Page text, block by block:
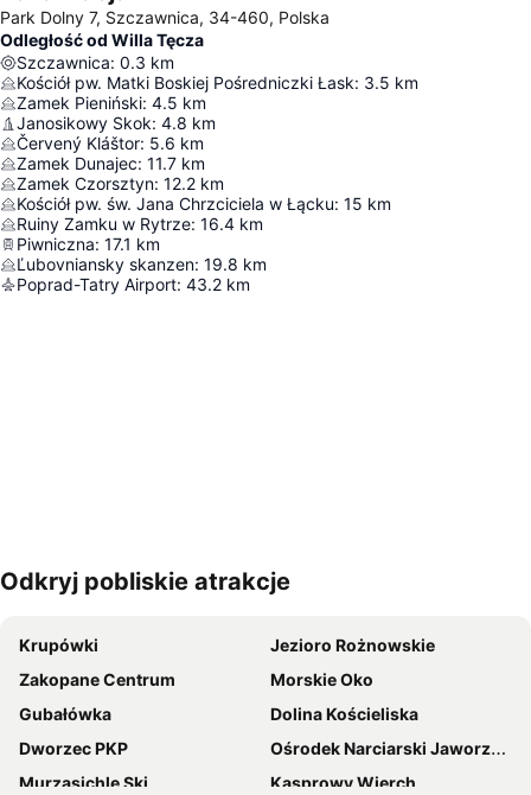
Park Dolny 7, Szczawnica, 34-460, Polska
Odległość od Willa Tęcza
Szczawnica: 0.3 km
Kościół pw. Matki Boskiej Pośredniczki Łask: 3.5 km
Zamek Pieniński: 4.5 km
Janosikowy Skok: 4.8 km
Červený Kláštor: 5.6 km
Zamek Dunajec: 11.7 km
Zamek Czorsztyn: 12.2 km
Kościół pw. św. Jana Chrzciciela w Łącku: 15 km
Ruiny Zamku w Rytrze: 16.4 km
Piwniczna: 17.1 km
Ľubovniansky skanzen: 19.8 km
Poprad-Tatry Airport: 43.2 km
Powiększ mapę
Odkryj pobliskie atrakcje
Krupówki
Jezioro Rożnowskie
Zakopane Centrum
Morskie Oko
Gubałówka
Dolina Kościeliska
Dworzec PKP
Ośrodek Narciarski Jaworzyna Krynicka
Murzasichle Ski
Kasprowy Wierch